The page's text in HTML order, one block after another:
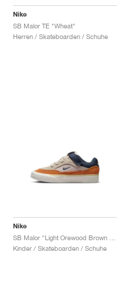
Nike
SB Malor TE "Wheat"
Herren / Skateboarden / Schuhe
Nike
Kinder / Skateboarden / Schuhe